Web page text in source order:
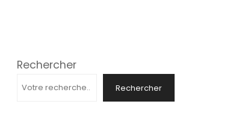
Rechercher
Rechercher